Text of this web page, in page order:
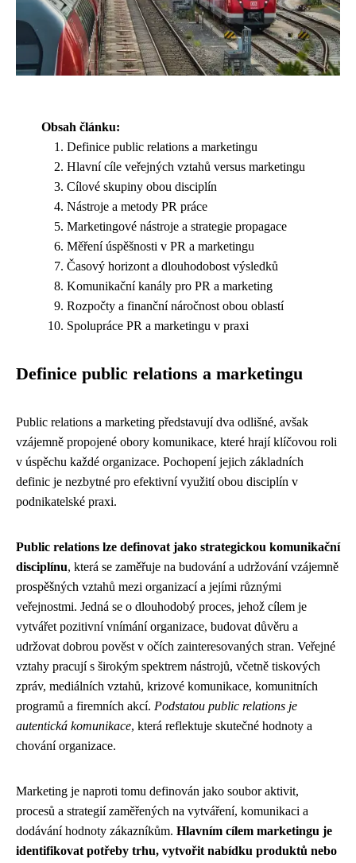
Obsah článku:
Definice public relations a marketingu
Hlavní cíle veřejných vztahů versus marketingu
Cílové skupiny obou disciplín
Nástroje a metody PR práce
Marketingové nástroje a strategie propagace
Měření úspěšnosti v PR a marketingu
Časový horizont a dlouhodobost výsledků
Komunikační kanály pro PR a marketing
Rozpočty a finanční náročnost obou oblastí
Spolupráce PR a marketingu v praxi
Definice public relations a marketingu
Public relations a marketing představují dva odlišné, avšak
vzájemně propojené obory komunikace, které hrají klíčovou roli
v úspěchu každé organizace. Pochopení jejich základních
definic je nezbytné pro efektivní využití obou disciplín v
podnikatelské praxi.
Public relations lze definovat jako strategickou komunikační
disciplínu, která se zaměřuje na budování a udržování vzájemně
prospěšných vztahů mezi organizací a jejími různými
veřejnostmi. Jedná se o dlouhodobý proces, jehož cílem je
vytvářet pozitivní vnímání organizace, budovat důvěru a
udržovat dobrou pověst v očích zainteresovaných stran. Veřejné
vztahy pracují s širokým spektrem nástrojů, včetně tiskových
zpráv, mediálních vztahů, krizové komunikace, komunitních
programů a firemních akcí. Podstatou public relations je
autentická komunikace, která reflektuje skutečné hodnoty a
chování organizace.
Marketing je naproti tomu definován jako soubor aktivit,
procesů a strategií zaměřených na vytváření, komunikaci a
dodávání hodnoty zákazníkům. Hlavním cílem marketingu je
identifikovat potřeby trhu, vytvořit nabídku produktů nebo